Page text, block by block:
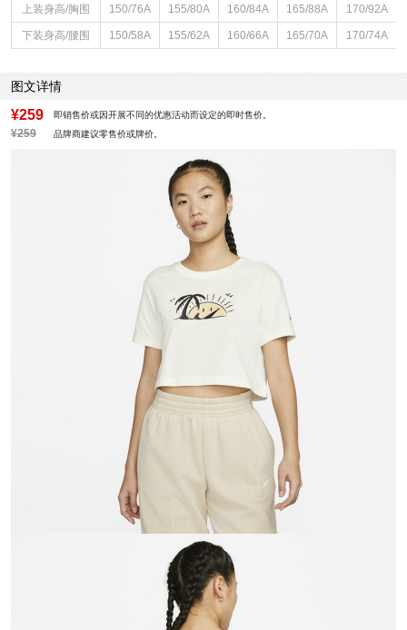
上装身高/胸围 150/76A 155/80A 160/84A 165/88A 170/92A
下装身高/腰围 150/58A 155/62A 160/66A 165/70A 170/74A
图文详情
¥259 即销售价或因开展不同的优惠活动而设定的即时售价。
¥259 品牌商建议零售价或牌价。